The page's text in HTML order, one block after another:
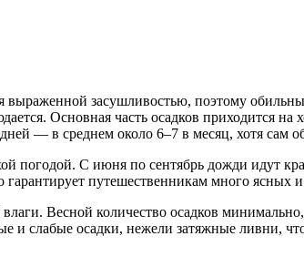
выраженной засушливостью, поэтому
Основная часть осадков приходится
— в среднем около 6–7 в месяц, хотя сам
погодой. С июня по сентябрь дожди идут
гарантирует путешественникам много
Весной количество осадков
и слабые осадки, нежели затяжные ливни,